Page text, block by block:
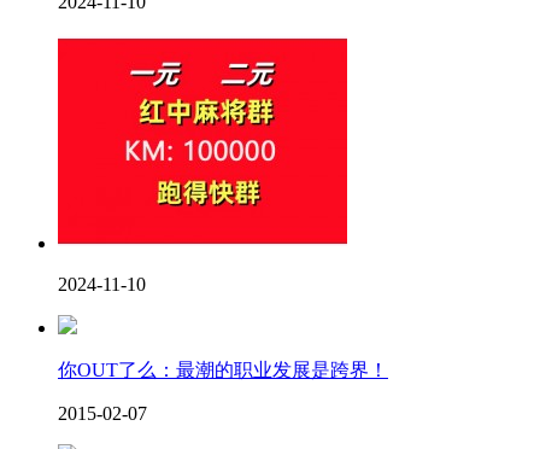
2024-11-10
你OUT了么：最潮的职业发展是跨界！
2015-02-07